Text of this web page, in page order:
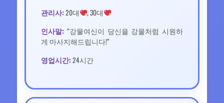
관리사: 20대 , 30대
인사말: “강물여신이 당신을 강물처럼 시원하
게 마사지해드립니다!”
영업시간: 24시간